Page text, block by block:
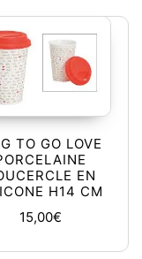
TO GO LOVE
EN
H14 CM
15,00€